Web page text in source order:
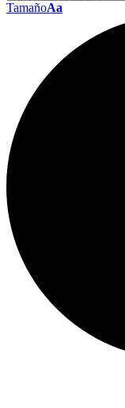
TamañoAa